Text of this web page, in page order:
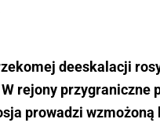
deeskalacji
rejony przygraniczne
prowadzi wzmożoną